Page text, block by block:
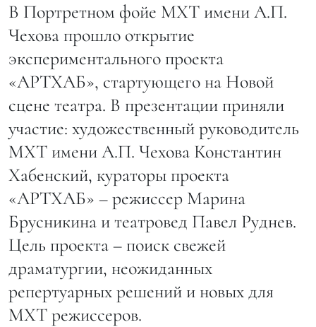
В Портретном фойе МХТ имени А.П.
Чехова прошло открытие
экспериментального проекта
«АРТХАБ», стартующего на Новой
сцене театра. В презентации приняли
участие: художественный руководитель
МХТ имени А.П. Чехова Константин
Хабенский, кураторы проекта
«АРТХАБ» – режиссер Марина
Брусникина и театровед Павел Руднев.
Цель проекта – поиск свежей
драматургии, неожиданных
репертуарных решений и новых для
МХТ режиссеров.